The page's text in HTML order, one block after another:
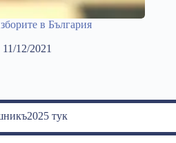
в България
11/12/2021
тук